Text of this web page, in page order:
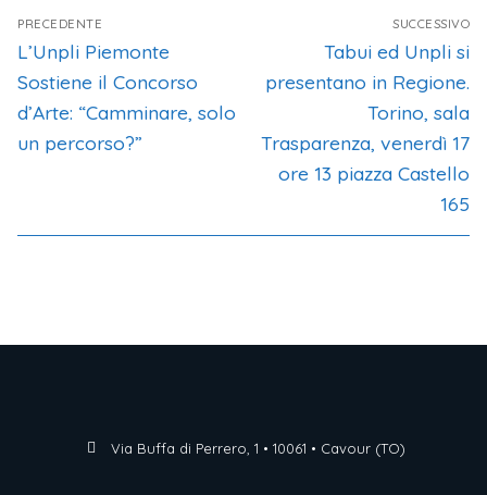
PRECEDENTE
L’Unpli Piemonte
Sostiene il Concorso
d’Arte: “Camminare, solo
un percorso?”
SUCCESSIVO
Tabui ed Unpli si
presentano in Regione.
Torino, sala
Trasparenza, venerdì 17
ore 13 piazza Castello
165
Via Buffa di Perrero, 1 • 10061 • Cavour (TO)